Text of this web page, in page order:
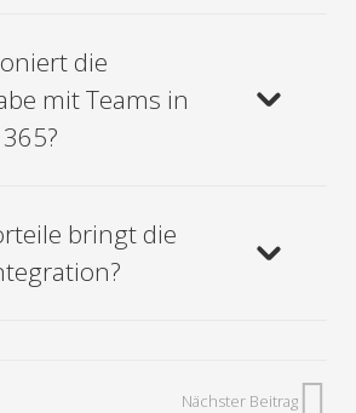
die
mit Teams in
bringt die
Nächster Beitrag